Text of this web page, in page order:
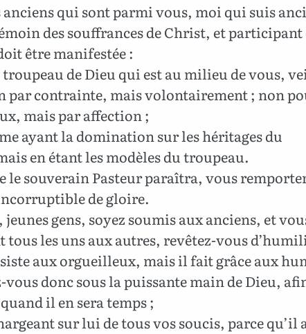
anciens qui sont parmi vous, moi qui suis
des souffrances de Christ, et participant
être manifestée :
troupeau de Dieu qui est au milieu de vous,
par contrainte, mais volontairement ; non
mais par affection ;
ayant la domination sur les héritages du
en étant les modèles du troupeau.
le souverain Pasteur paraîtra, vous
de gloire.
jeunes gens, soyez soumis aux anciens, et
tous les uns aux autres, revêtez-vous
aux orgueilleux, mais il fait grâce aux
donc sous la puissante main de Dieu,
il en sera temps ;
sur lui de tous vos soucis, parce qu’il